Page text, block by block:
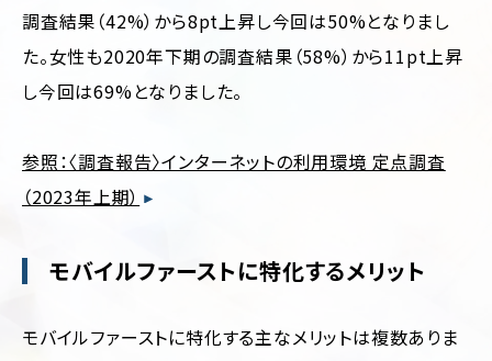
調査結果（42%）から8pt上昇し今回は50%となりまし
た。女性も2020年下期の調査結果（58%）から11pt上昇
し今回は69%となりました。
参照：〈調査報告〉インターネットの利用環境 定点調査
（2023年上期）
モバイルファーストに特化するメリット
モバイルファーストに特化する主なメリットは複数ありま